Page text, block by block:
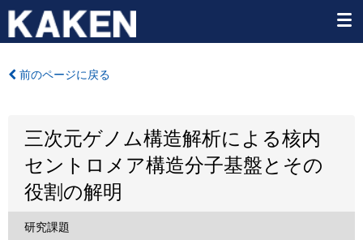
前のページに戻る
三次元ゲノム構造解析による核内
セントロメア構造分子基盤とその
役割の解明
研究課題